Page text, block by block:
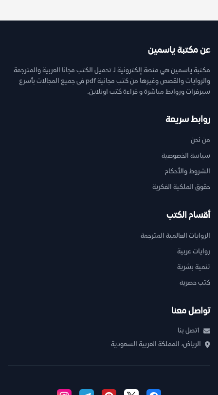
عن مكتبة ياسمين
مكتبة ياسمين هي منصة إلكترونية لـ تحميل الكتب مجانا العربية والمترجمة
والروايات والقصص وغيرها من كتب مجانية pdf فى جميع المجالات بأسرع
سيرفرات وروابط مباشرة و قراءة كتب اونلاين.
روابط سريعة
من نحن
سياسة الخصوصية
الشروط والأحكام
حقوق الملكية الفكرية
أقسام الكتب
الروايات العالمية المترجمة
روايات عربية
تنمية بشرية
كتب حصرية
تواصل معنا
اتصل بنا
الرياض، المملكة العربية السعودية